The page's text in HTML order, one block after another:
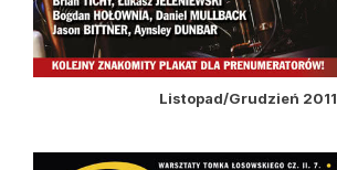
Listopad/Grudzień 2011